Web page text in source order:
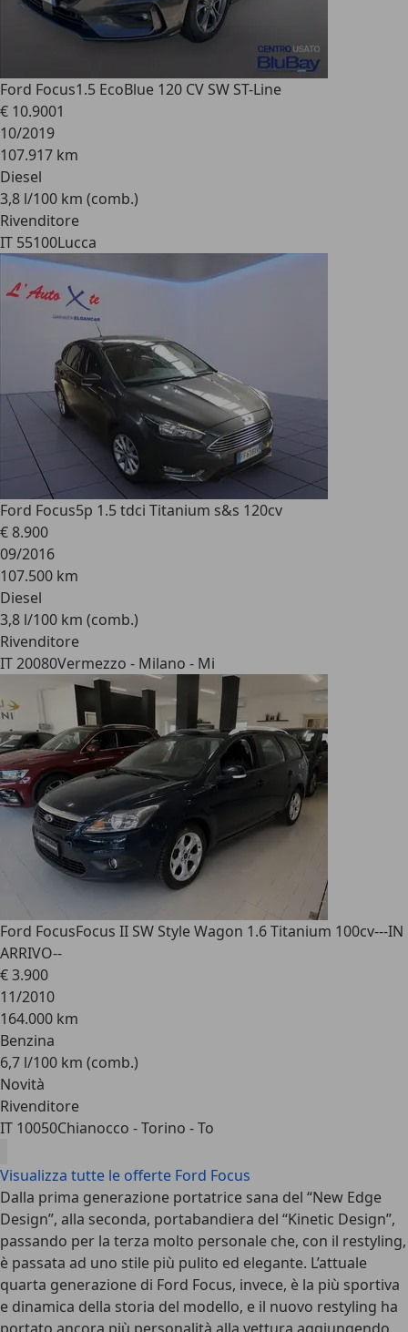
Ford Focus1.5 EcoBlue 120 CV SW ST-Line
€ 10.9001
10/2019
107.917 km
Diesel
3,8 l/100 km (comb.)
Rivenditore
IT 55100Lucca
Ford Focus5p 1.5 tdci Titanium s&s 120cv
€ 8.900
09/2016
107.500 km
Diesel
3,8 l/100 km (comb.)
Rivenditore
IT 20080Vermezzo - Milano - Mi
Ford FocusFocus II SW Style Wagon 1.6 Titanium 100cv---IN
ARRIVO--
€ 3.900
11/2010
164.000 km
Benzina
6,7 l/100 km (comb.)
Novità
Rivenditore
IT 10050Chianocco - Torino - To
Visualizza tutte le offerte Ford Focus
Dalla prima generazione portatrice sana del “New Edge
Design”, alla seconda, portabandiera del “Kinetic Design”,
passando per la terza molto personale che, con il restyling,
è passata ad uno stile più pulito ed elegante. L’attuale
quarta generazione di Ford Focus, invece, è la più sportiva
e dinamica della storia del modello, e il nuovo restyling ha